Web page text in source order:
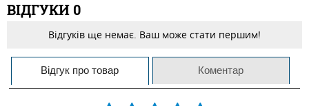
ВІДГУКИ 0
Відгуків ще немає. Ваш може стати першим!
Відгук про товар Коментар